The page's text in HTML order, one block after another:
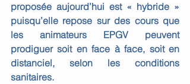
proposée aujourd’hui est « hybride »
puisqu’elle repose sur des cours que
les animateurs EPGV peuvent
prodiguer soit en face à face, soit en
distanciel, selon les conditions
sanitaires.